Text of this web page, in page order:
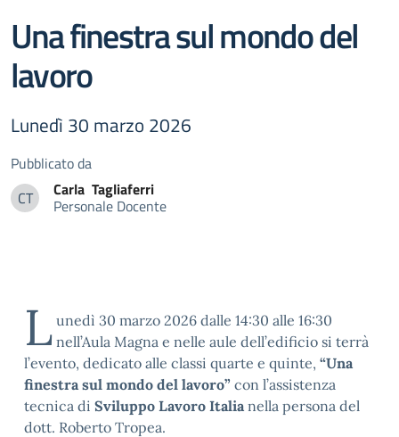
Una finestra sul mondo del
lavoro
Lunedì 30 marzo 2026
Pubblicato da
CT
Carla Tagliaferri
Carla Tagliaferri
Personale Docente
L unedì 30 marzo 2026 dalle 14:30 alle 16:30
nell’Aula Magna e nelle aule dell’edificio si terrà
l’evento, dedicato alle classi quarte e quinte, “Una
finestra sul mondo del lavoro” con l’assistenza
tecnica di Sviluppo Lavoro Italia nella persona del
dott. Roberto Tropea.